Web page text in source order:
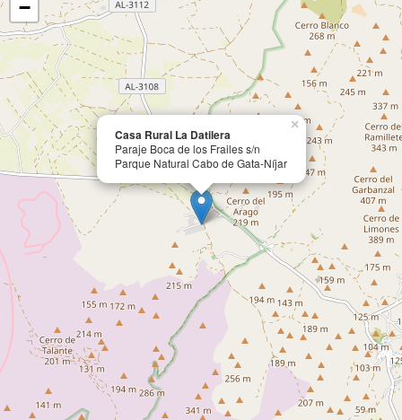
Casa Rural La Datilera
Paraje Boca de los Frailes s/n
Parque Natural Cabo de Gata-Níjar
×
−